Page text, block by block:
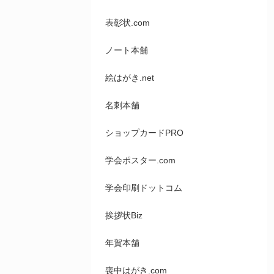
表彰状.com
ノート本舗
絵はがき.net
名刺本舗
ショップカードPRO
学会ポスター.com
学会印刷ドットコム
挨拶状Biz
年賀本舗
喪中はがき.com